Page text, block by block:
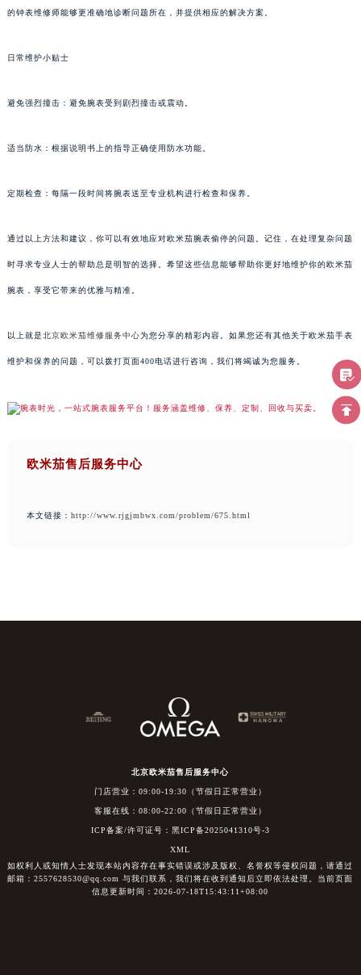
的钟表维修师能够更准确地诊断问题所在，并提供相应的解决方案。
日常维护小贴士
避免强烈撞击：避免腕表受到剧烈撞击或震动。
适当防水：根据说明书上的指导正确使用防水功能。
定期检查：每隔一段时间将腕表送至专业机构进行检查和保养。
通过以上方法和建议，你可以有效地应对欧米茄腕表偷停的问题。记住，在处理复杂问题
时寻求专业人士的帮助总是明智的选择。希望这些信息能够帮助你更好地维护你的欧米茄
腕表，享受它带来的优雅与精准。
以上就是北京欧米茄维修服务中心为您分享的精彩内容。如果您还有其他关于欧米茄手表
维护和保养的问题，可以拨打页面400电话进行咨询，我们将竭诚为您服务。
欧米茄售后服务中心
本文链接： http://www.rjgjmbwx.com/problem/675.html
北京欧米茄售后服务中心
门店营业：09:00-19:30（节假日正常营业）
客服在线：08:00-22:00（节假日正常营业）
ICP备案/许可证号：黑ICP备2025041310号-3
XML
如权利人或知情人士发现本站内容存在事实错误或涉及版权、名誉权等侵权问题，请通过
邮箱：2557628530@qq.com 与我们联系，我们将在收到通知后立即依法处理。当前页面
信息更新时间：2026-07-18T15:43:11+08:00